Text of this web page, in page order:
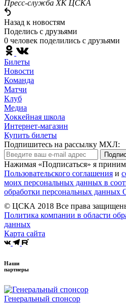
Пресс-служба ХК ЦСКА
Назад к новостям
Поделись c друзьями
0 человек поделились c друзьями
Билеты
Новости
Команда
Матчи
Клуб
Медиа
Хоккейная школа
Интернет-магазин
Купить билеты
Подпишитесь на рассылку МХЛ:
Нажимая «Подписаться» я
Пользовательского соглашения и
моих персональных данных в
обработки персональных
© ЦСКА 2018 Все права
Политика компании в области
данных
Карта сайта
Наши
партнеры
Генеральный спонсор